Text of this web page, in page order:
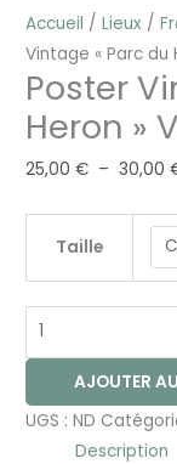
Accueil /Lieux /
Vintage « Parc du
Poster
Heron »
25,00€ – 30,00
Taille
AJOUTER
UGS :ND
Description